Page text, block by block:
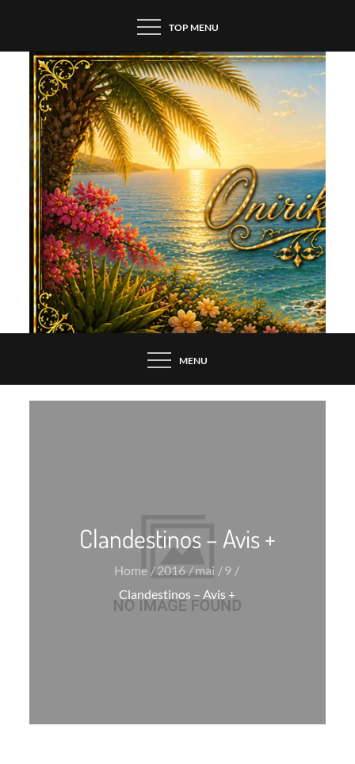
content
TOP MENU
MENU
Clandestinos – Avis +
Home 2016 mai
9
Clandestinos – Avis +